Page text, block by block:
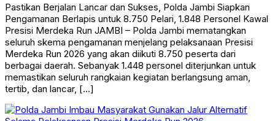
Pastikan Berjalan Lancar dan Sukses, Polda Jambi Siapkan
Pengamanan Berlapis untuk 8.750 Pelari, 1.848 Personel Kawal
Presisi Merdeka Run JAMBI – Polda Jambi mematangkan
seluruh skema pengamanan menjelang pelaksanaan Presisi
Merdeka Run 2026 yang akan diikuti 8.750 peserta dari
berbagai daerah. Sebanyak 1.448 personel diterjunkan untuk
memastikan seluruh rangkaian kegiatan berlangsung aman,
tertib, dan lancar, […]